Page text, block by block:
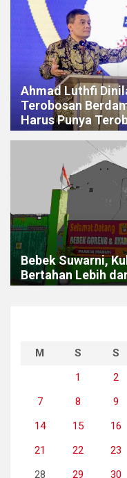
Ahmad Luthfi
Terobosan
Harus Punya
Bebek Suwarni,
Bertahan Lebih
M S S
1
2
7
8 9
14
15 16
21
22 23
28
29
30